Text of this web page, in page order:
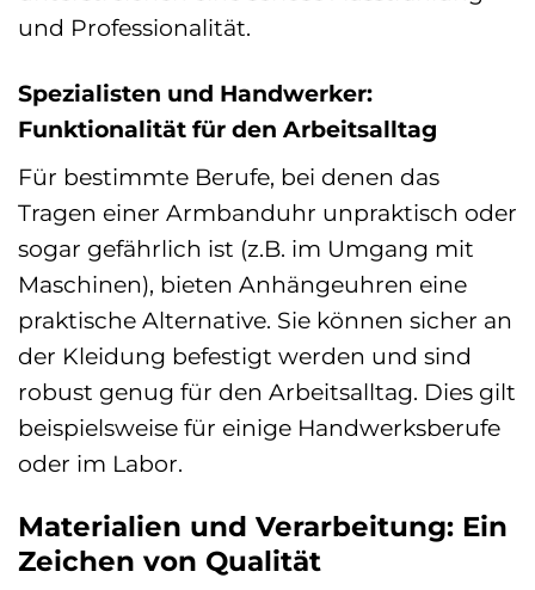
und Professionalität.
Spezialisten und Handwerker:
Funktionalität für den Arbeitsalltag
Für bestimmte Berufe, bei denen das
Tragen einer Armbanduhr unpraktisch oder
sogar gefährlich ist (z.B. im Umgang mit
Maschinen), bieten Anhängeuhren eine
praktische Alternative. Sie können sicher an
der Kleidung befestigt werden und sind
robust genug für den Arbeitsalltag. Dies gilt
beispielsweise für einige Handwerksberufe
oder im Labor.
Materialien und Verarbeitung: Ein
Zeichen von Qualität